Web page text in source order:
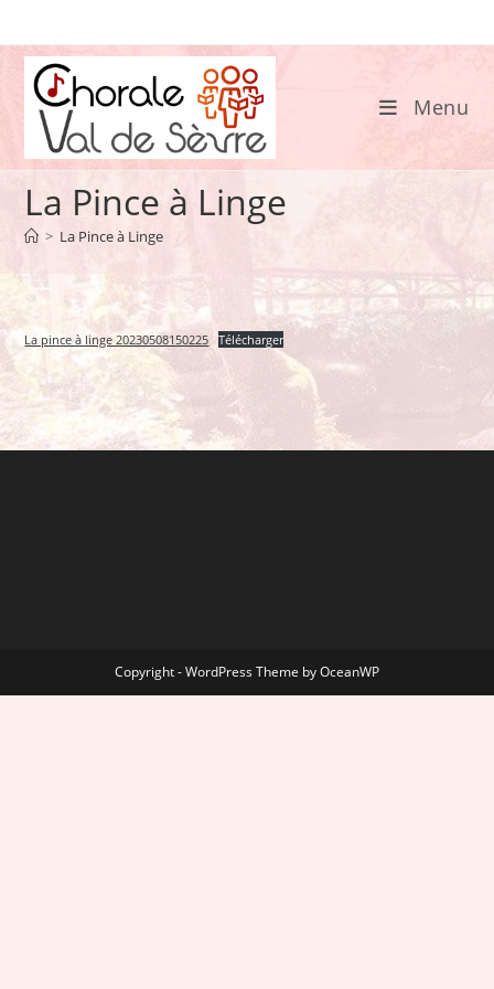
to
content
Menu
La Pince à Linge
> La Pince à Linge
La pince à linge 20230508150225 Télécharger
Copyright - WordPress Theme by OceanWP